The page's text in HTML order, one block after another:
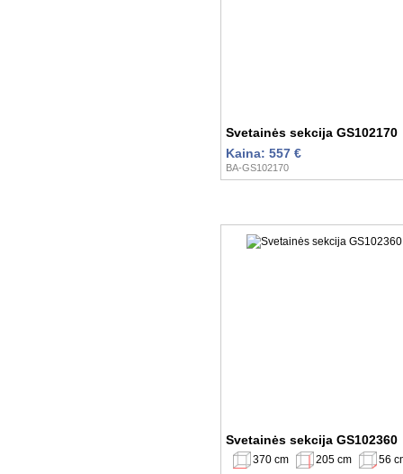
Svetainės sekcija GS102170
Kaina: 557 €
BA-GS102170
Svetainės sekcija GS102360
370 cm 205 cm 56